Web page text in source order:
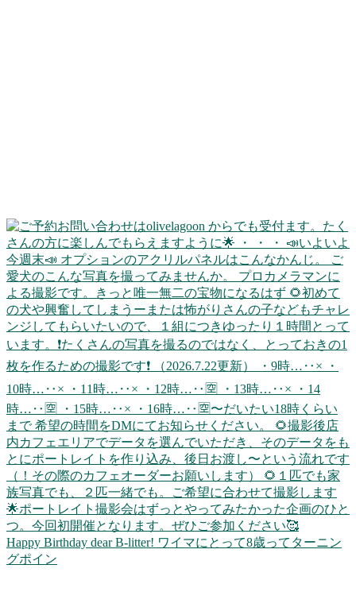
Happy Birthday dear B-litter! ワイマにとって8歳ってターニン
グポイン